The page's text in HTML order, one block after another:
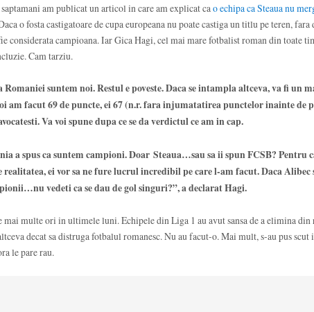
am publicat un articol in care am explicat ca o echipa ca Steaua nu
o fosta castigatoare de cupa europeana nu poate castiga un titlu pe teren,
considerata campioana. Iar Gica Hagi, cel mai mare fotbalist roman din toate
Cam tarziu.
suntem noi. Restul e poveste. Daca se intampla altceva, va fi un
am facut 69 de puncte, ei 67 (n.r. fara injumatatirea punctelor inainte de
Va voi spune dupa ce se da verdictul ce am in cap.
a spus ca suntem campioni. Doar Steaua…sau sa ii spun FCSB? Pentru
realitatea, ei vor sa ne fure lucrul incredibil pe care l-am facut. Daca Alibec
vedeti ca se dau de gol singuri?”, a declarat Hagi.
mai multe ori in ultimele luni. Echipele din Liga 1 au avut sansa de a elimina
decat sa distruga fotbalul romanesc. Nu au facut-o. Mai mult, s-au pus scut
le pare rau.